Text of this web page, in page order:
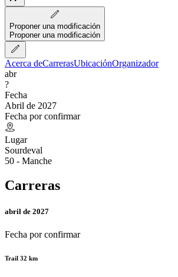
Proponer una modificación
Proponer una modificación
Acerca deCarrerasUbicaciónOrganizador
abr
?
Fecha
Abril de 2027
Fecha por confirmar
Lugar
Sourdeval
50 - Manche
Carreras
abril de 2027
Fecha por confirmar
Trail 32 km